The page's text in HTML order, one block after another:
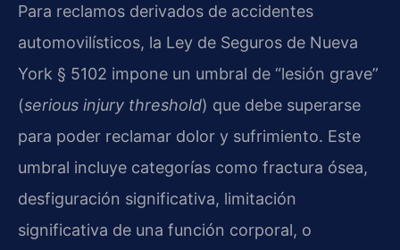
Para reclamos derivados de accidentes
automovilísticos, la Ley de Seguros de Nueva
York § 5102 impone un umbral de “lesión grave”
(serious injury threshold) que debe superarse
para poder reclamar dolor y sufrimiento. Este
umbral incluye categorías como fractura ósea,
desfiguración significativa, limitación
significativa de una función corporal, o